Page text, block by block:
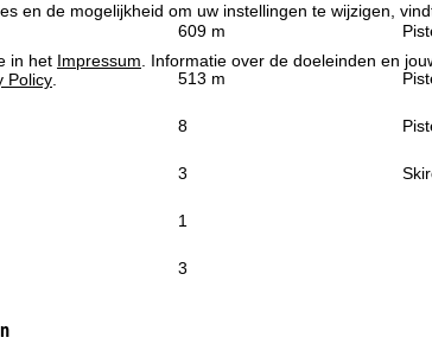
en de mogelijkheid om uw instellingen te wijzigen,
in het Impressum. Informatie over de doeleinden en
Policy.
609 m
513 m
8
3
1
3